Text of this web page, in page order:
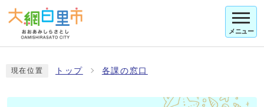
メニュー
現在位置 トップ 各課の窓口